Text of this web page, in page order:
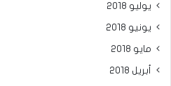
يوليو 2018
يونيو 2018
مايو 2018
أبريل 2018